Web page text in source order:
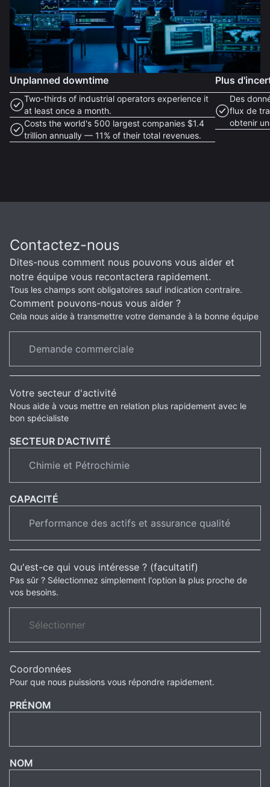
Unplanned downtime
Two-thirds of industrial operators experience it
at least once a month.
Costs the world's 500 largest companies $1.4
trillion annually — 11% of their total revenues.
Plus
Des
flux de
obtenir
Contactez-nous
Dites-nous comment nous pouvons vous aider et
notre équipe vous recontactera rapidement.
Tous les champs sont obligatoires sauf indication contraire.
Comment pouvons-nous vous aider ?
Cela nous aide à transmettre votre demande à la bonne équipe
Votre secteur d'activité
Nous aide à vous mettre en relation plus rapidement avec le
bon spécialiste
SECTEUR D'ACTIVITÉ
CAPACITÉ
Qu'est-ce qui vous intéresse ? (facultatif)
Pas sûr ? Sélectionnez simplement l'option la plus proche de
vos besoins.
Coordonnées
Pour que nous puissions vous répondre rapidement.
PRÉNOM
NOM